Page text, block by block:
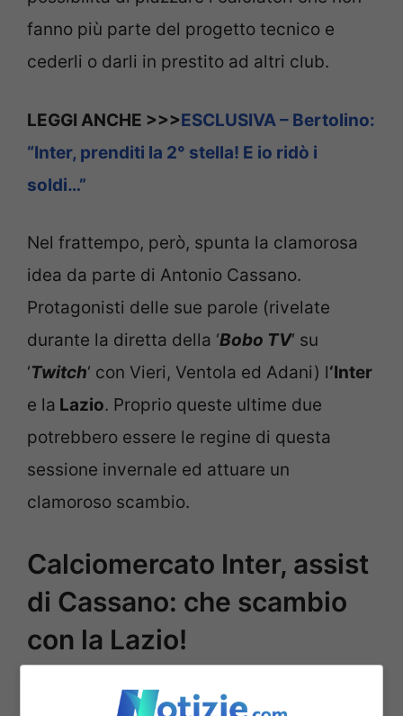
fanno più parte del progetto tecnico e
cederli o darli in prestito ad altri club.
LEGGI ANCHE >>>ESCLUSIVA – Bertolino:
“Inter, prenditi la 2° stella! E io ridò i
soldi…”
Nel frattempo, però, spunta la clamorosa
idea da parte di Antonio Cassano.
Protagonisti delle sue parole (rivelate
durante la diretta della ‘Bobo TV‘ su
‘Twitch‘ con Vieri, Ventola ed Adani) l‘Inter
e la Lazio. Proprio queste ultime due
potrebbero essere le regine di questa
sessione invernale ed attuare un
clamoroso scambio.
Calciomercato Inter, assist
di Cassano: che scambio
con la Lazio!